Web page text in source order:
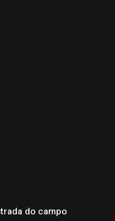
do campo